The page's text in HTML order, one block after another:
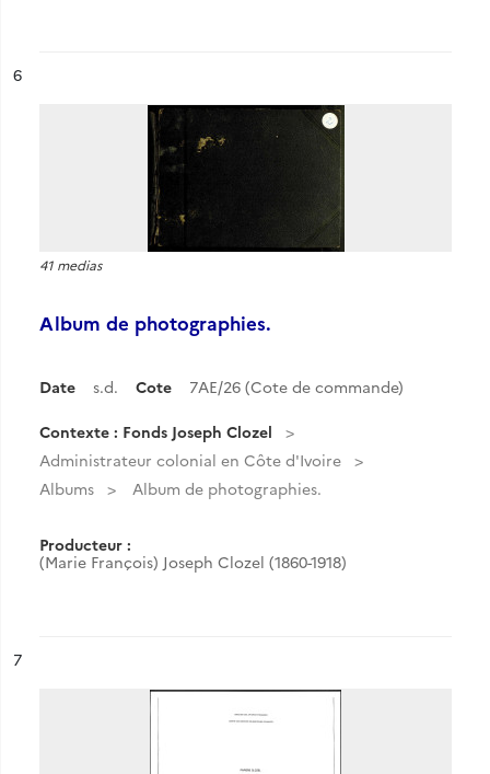
n°
6
41 medias
Album de photographies.
Date s.d. Cote 7AE/26 (Cote de commande)
Contexte : Fonds Joseph Clozel
Administrateur colonial en Côte d'Ivoire
Albums
Album de photographies.
Producteur :
(Marie François) Joseph Clozel (1860-1918)
n°
7